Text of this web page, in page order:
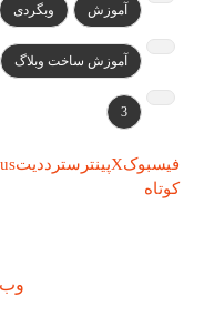
آموزش وبگردی
آموزش ساخت وبلاگ
3
فیسبوکXپینترسترددیت
کوتاه